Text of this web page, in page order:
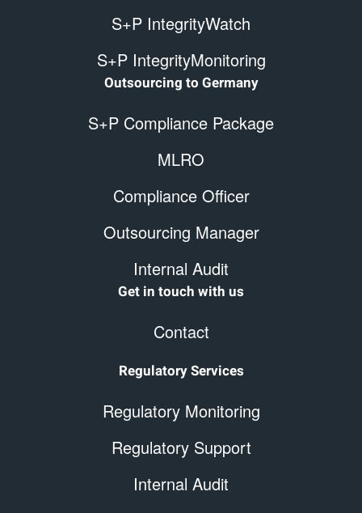
S+P IntegrityWatch
S+P IntegrityMonitoring
Outsourcing to Germany
S+P Compliance Package
MLRO
Compliance Officer
Outsourcing Manager
Internal Audit
Get in touch with us
Contact
Regulatory Services
Regulatory Monitoring
Regulatory Support
Internal Audit